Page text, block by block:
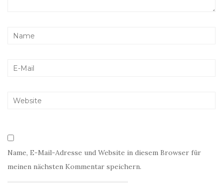
Name, E-Mail-Adresse und Website in diesem Browser für
meinen nächsten Kommentar speichern.